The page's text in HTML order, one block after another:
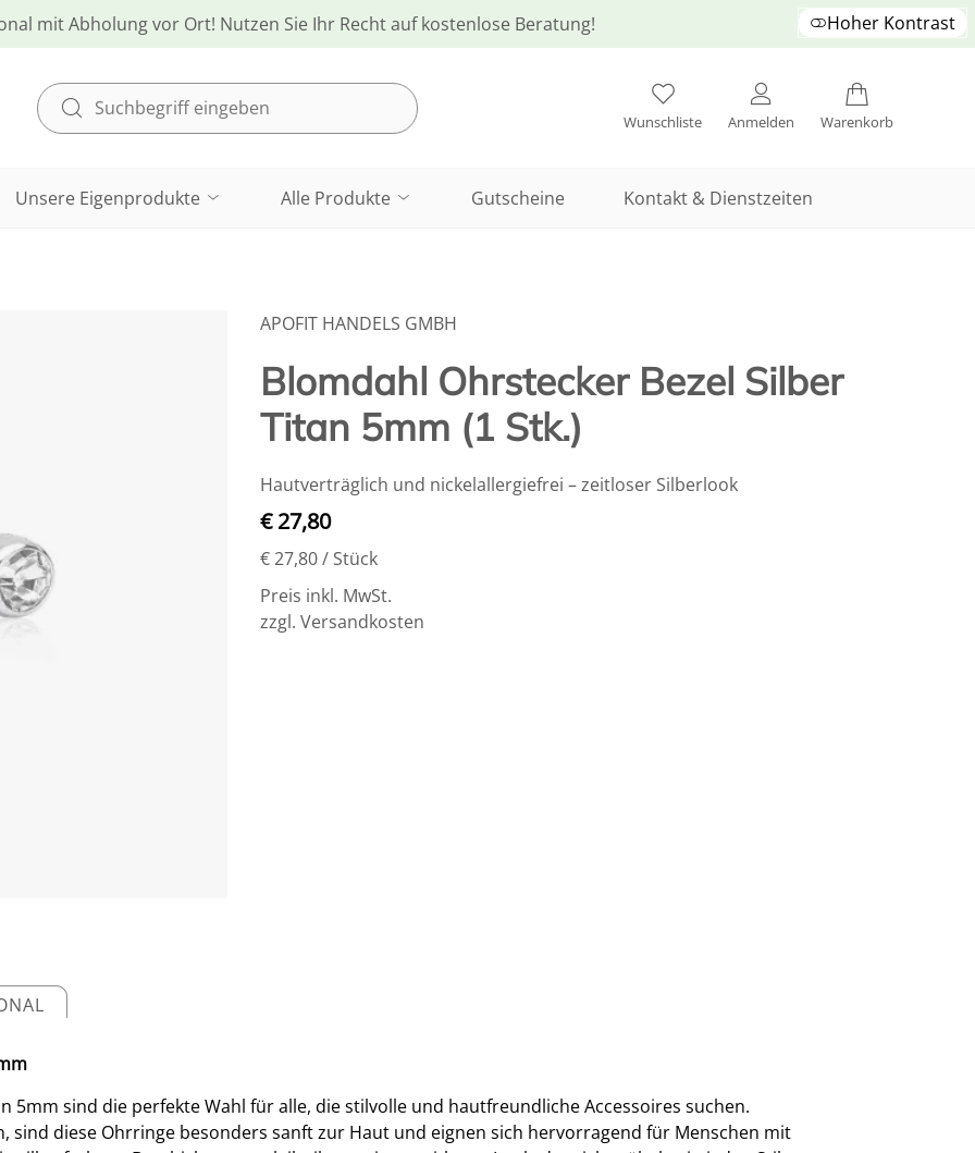
mit Abholung vor Ort! Nutzen Sie Ihr Recht auf kostenlose Beratung! Hoher Kontrast
Wunschliste Anmelden Warenkorb
Unsere Eigenprodukte Alle Produkte Gutscheine Kontakt & Dienstzeiten
APOFIT HANDELS GMBH
Blomdahl Ohrstecker Bezel Silber
Titan 5mm (1 Stk.)
Hautverträglich und nickelallergiefrei – zeitloser Silberlook
€ 27,80
€ 27,80/ Stück
Preis inkl. MwSt.
zzgl. Versandkosten
5mm sind die perfekte Wahl für alle, die stilvolle und hautfreundliche Accessoires suchen.
sind diese Ohrringe besonders sanft zur Haut und eignen sich hervorragend für Menschen mit